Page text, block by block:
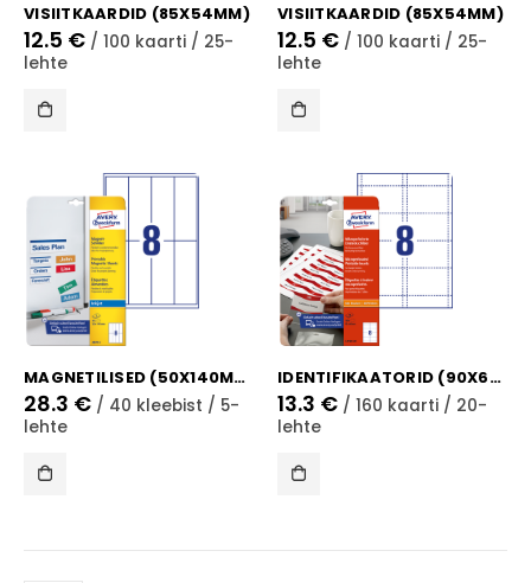
VISIITKAARDID (85X54MM)
12.5 € / 100 kaarti / 25-
lehte
VISIITKAARDID (85X54MM)
12.5 € / 100 kaarti / 25-
lehte
MAGNETILISED (50X140MM)
28.3 € / 40 kleebist / 5-
lehte
IDENTIFIKAATORID (90X60MM)
13.3 € / 160 kaarti / 20-
lehte